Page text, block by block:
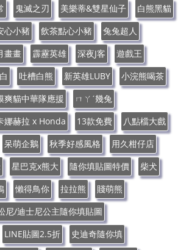
鬼滅之刃 美樂蒂&雙星仙子
白熊黑貓
心小豬 飲茶點心小豬
兔兔超人
畫畫 霹靂英雄 深夜J客
遊戲王
吐槽白熊 新英雄LUBY
小浣熊喝茶
爽貓中華隊應援
ㄇㄚˊ幾兔
娜赫拉 x Honda 13款免費
八點檔大戲
呆萌企鵝 秋季好感風格
用久柑仔店
星巴克x熊大 隨你填貼圖特價
柴犬
懶得鳥你 拉拉熊
賤萌熊
尼/迪士尼公主隨你填貼圖
LINE貼圖2.5折
史迪奇隨你填